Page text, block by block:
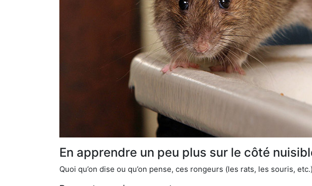
En apprendre un peu plus sur le côté
Quoi qu’on dise ou qu’on pense, ces rongeurs (les rats, les souris,